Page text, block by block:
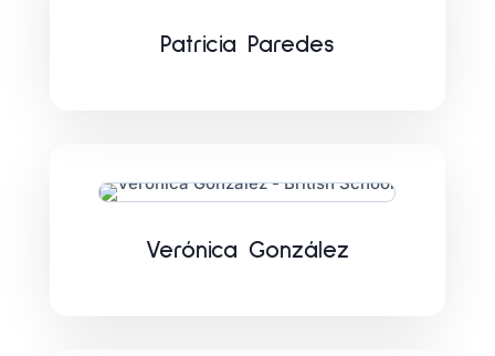
Patricia Paredes
Verónica González